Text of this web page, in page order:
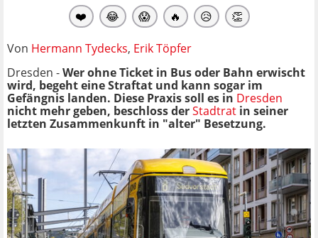
❤️ 😂 😱 🔥 😥 👏
Von Hermann Tydecks, Erik Töpfer
Dresden -Wer ohne Ticket in Bus oder Bahn erwischt
wird, begeht eine Straftat und kann sogar im
Gefängnis landen. Diese Praxis soll es in Dresden
nicht mehr geben, beschloss derStadtrat in seiner
letzten Zusammenkunft in "alter" Besetzung.